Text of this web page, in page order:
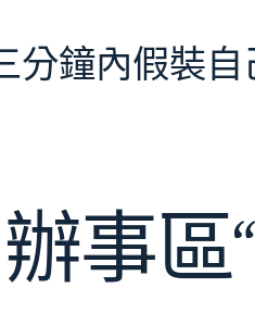
分鐘內假裝
辦事區